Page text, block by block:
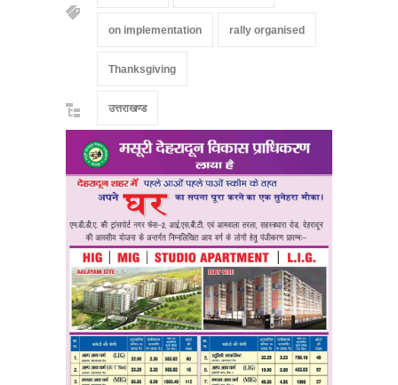
on implementation rally organised
Thanksgiving
उत्तराखण्ड